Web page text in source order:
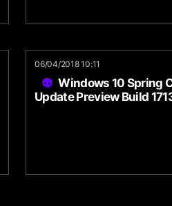
06/04/2018 10:11
Windows 10 Spring
Update Preview Build